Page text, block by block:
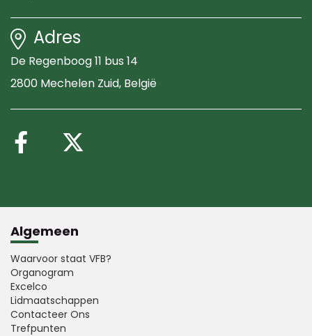
Adres
De Regenboog 11 bus 14
2800 Mechelen Zuid, België
Volg ons op Facebook
Algemeen
Waarvoor staat VFB?
Organogram
Excelco
Lidmaatschappen
Contacteer Ons
Trefpunten